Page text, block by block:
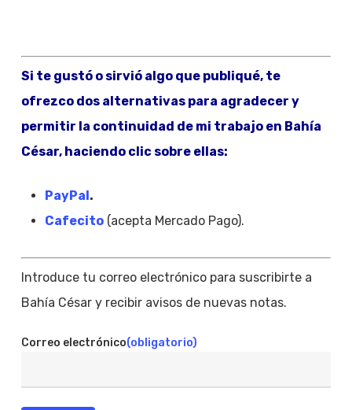
Si te gustó o sirvió algo que publiqué, te
ofrezco dos alternativas para agradecer y
permitir la continuidad de mi trabajo en Bahía
César, haciendo clic sobre ellas:
PayPal.
Cafecito(acepta Mercado Pago).
Introduce tu correo electrónico para suscribirte a
Bahía César y recibir avisos de nuevas notas.
Correo electrónico(obligatorio)